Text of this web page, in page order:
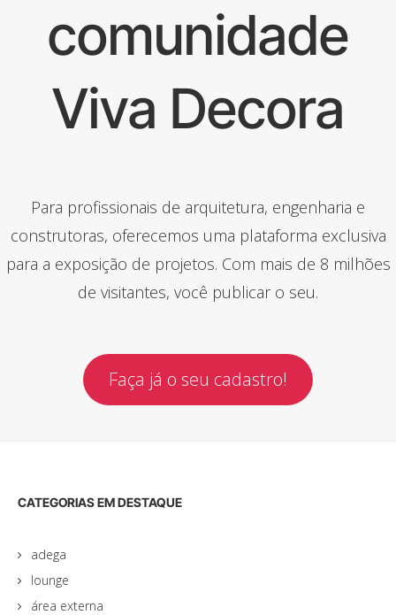
comunidade
Viva Decora
Para profissionais de arquitetura, engenharia e
construtoras, oferecemos uma plataforma exclusiva
para a exposição de projetos. Com mais de 8 milhões
de visitantes, você publicar o seu.
Faça já o seu cadastro!
CATEGORIAS EM DESTAQUE
adega
lounge
área externa